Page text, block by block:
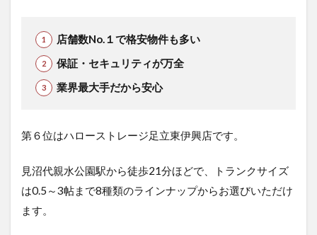
店舗数No.１で格安物件も多い
保証・セキュリティが万全
業界最大手だから安心
第６位はハローストレージ足立東伊興店です。
見沼代親水公園駅から徒歩21分ほどで、トランクサイズ
は0.5～3帖まで8種類のラインナップからお選びいただけ
ます。